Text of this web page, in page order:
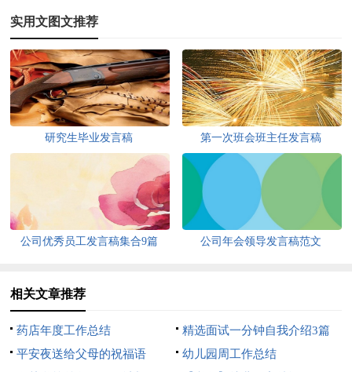
实用文图文推荐
研究生毕业发言稿 第一次班会班主任发言稿
公司优秀员工发言稿集合9篇 公司年会领导发言稿范文
相关文章推荐
药店年度工作总结
精选面试一分钟自我介绍3篇
平安夜送给父母的祝福语
幼儿园周工作总结